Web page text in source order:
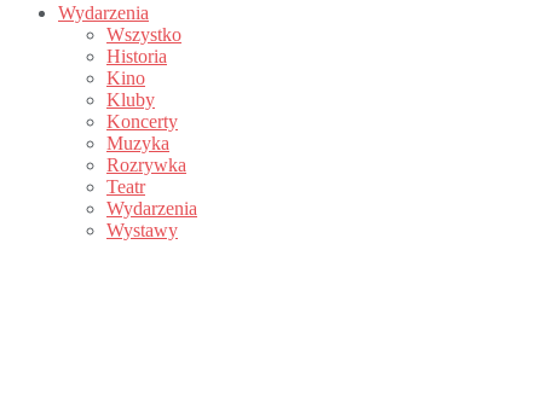
Wydarzenia
Wszystko
Historia
Kino
Kluby
Koncerty
Muzyka
Rozrywka
Teatr
Wydarzenia
Wystawy